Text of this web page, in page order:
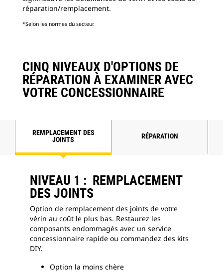
réparation/remplacement.
*Selon les normes du secteur.
CINQ NIVEAUX D'OPTIONS DE
RÉPARATION À EXAMINER AVEC
VOTRE CONCESSIONNAIRE
REMPLACEMENT DES
JOINTS
RÉPARATION
NIVEAU 1 : REMPLACEMENT
DES JOINTS
Option de remplacement des joints de votre
vérin au coût le plus bas. Restaurez les
composants endommagés avec un service
concessionnaire rapide ou commandez des kits
DIY.
Option la moins chère